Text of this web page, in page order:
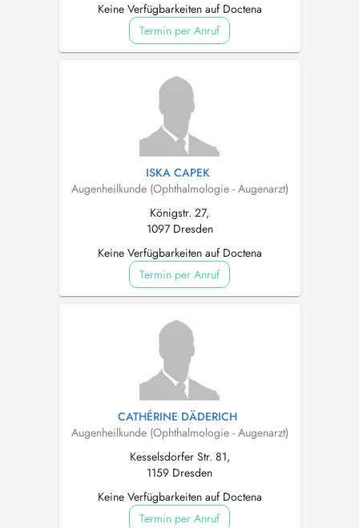
Keine Verfügbarkeiten auf Doctena
Termin per Anruf
ISKA CAPEK
Augenheilkunde (Ophthalmologie - Augenarzt)
Königstr. 27,
1097 Dresden
Keine Verfügbarkeiten auf Doctena
Termin per Anruf
CATHÉRINE DÄDERICH
Augenheilkunde (Ophthalmologie - Augenarzt)
Kesselsdorfer Str. 81,
1159 Dresden
Keine Verfügbarkeiten auf Doctena
Termin per Anruf